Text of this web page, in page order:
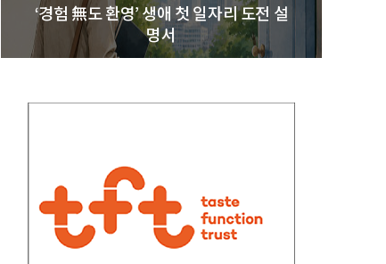
‘경험 無도 환영’ 생애 첫 일자리 도전 설
명서